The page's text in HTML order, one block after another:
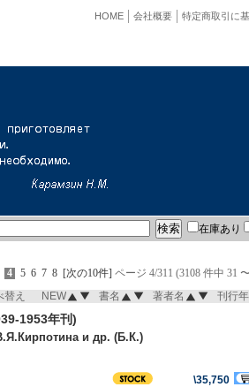
特定商取引に
会社概要
HOME
在庫あり
4 5 6 7 8 [次の10件] ページ 4/311 (3108 件中 31
替え NEW 書名 著者名 刊行年
1953年刊)
и др. (Б.К.)
\35,750